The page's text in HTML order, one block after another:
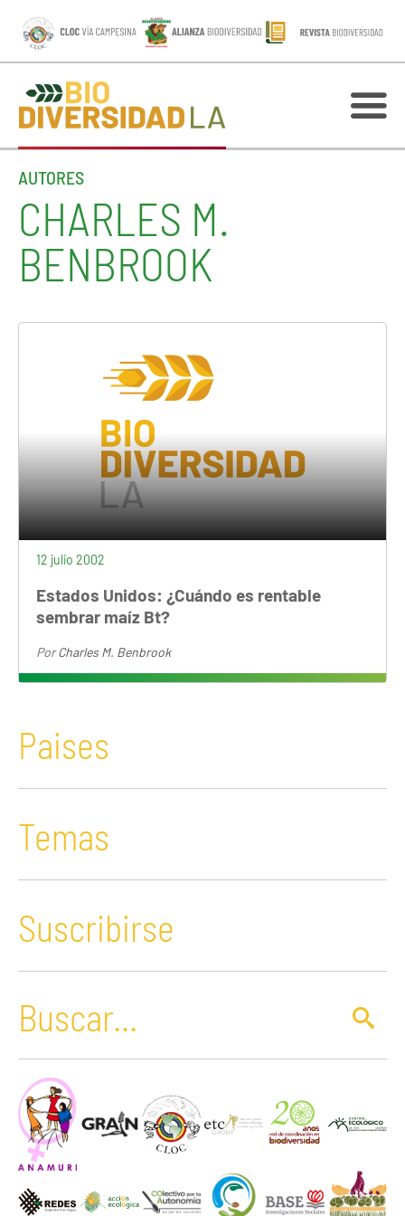
AUTORES
CHARLES M.
BENBROOK
12 julio 2002
Estados Unidos: ¿Cuándo es rentable
sembrar maíz Bt?
PorCharles M. Benbrook
Paises
Temas
Suscribirse